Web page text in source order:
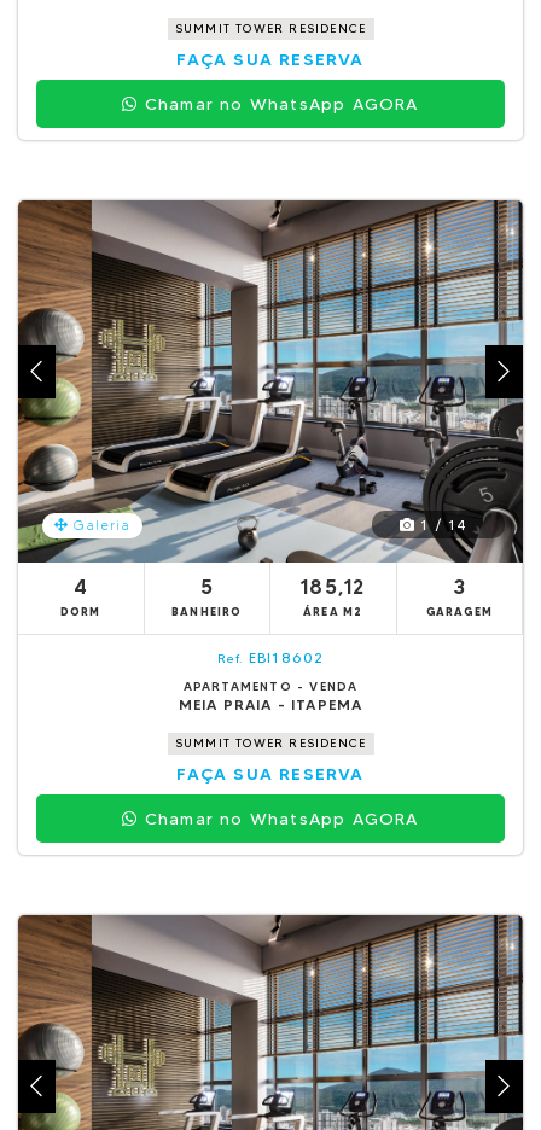
SUMMIT TOWER RESIDENCE
FAÇA SUA RESERVA
Chamar no WhatsApp AGORA
Galeria 1 / 14
4
DORM
5
BANHEIRO
185,12
ÁREA M2
3
GARAGEM
Ref. EBI18602
APARTAMENTO - VENDA
MEIA PRAIA - ITAPEMA
SUMMIT TOWER RESIDENCE
FAÇA SUA RESERVA
Chamar no WhatsApp AGORA